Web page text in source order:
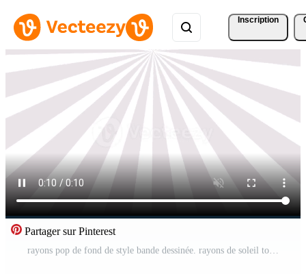
Inscription
Partager sur Pinterest
rayons pop de fond de style bande dessinée. rayons de soleil tournant pour la bande dessinée, le magazine, les messages et plus encore. Animé. 4k Vidéo Gratuite